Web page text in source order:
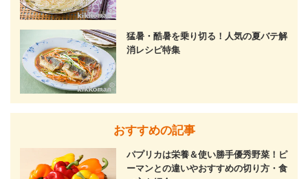
猛暑・酷暑を乗り切る！人気の夏バテ解
消レシピ特集
おすすめの記事
パプリカは栄養＆使い勝手優秀野菜！ピ
ーマンとの違いやおすすめの切り方・食